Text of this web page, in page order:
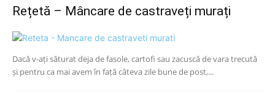
Rețetă – Mâncare de castraveți murați
Dacă v-ați săturat deja de fasole, cartofi sau zacuscă de vara trecută
și pentru ca mai avem în față câteva zile bune de post,...